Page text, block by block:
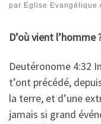
par Eglise Evangélique
D’où vient l’homme
Deutéronome 4:32
t’ont précédé,
la terre, et d’une
jamais si grand